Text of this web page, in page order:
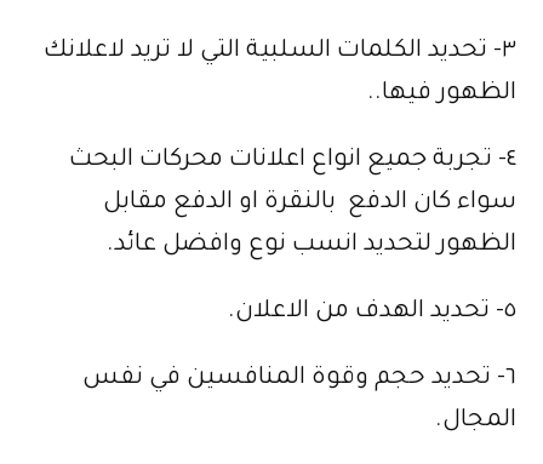
٣- تحديد الكلمات السلبية التي لا تريد لاعلانك
الظهور فيها..
٤- تجربة جميع انواع اعلانات محركات البحث
سواء كان الدفع بالنقرة او الدفع مقابل
الظهور لتحديد انسب نوع وافضل عائد.
٥- تحديد الهدف من الاعلان.
٦- تحديد حجم وقوة المنافسين في نفس
المجال.